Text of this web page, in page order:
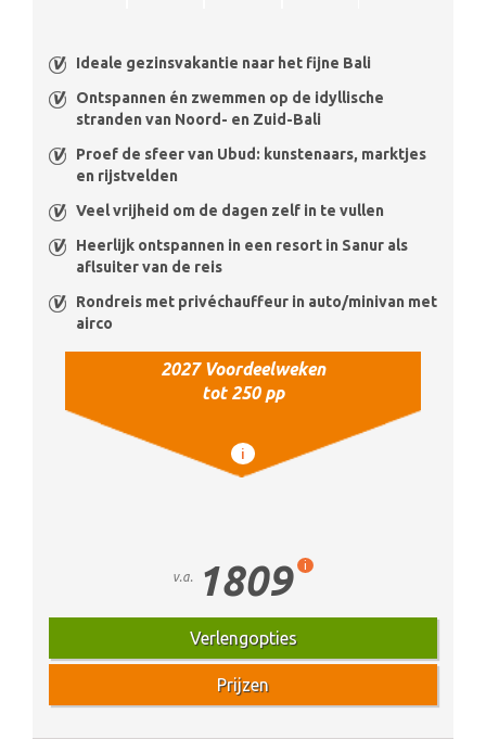
Ideale gezinsvakantie naar het fijne Bali
Ontspannen én zwemmen op de idyllische
stranden van Noord- en Zuid-Bali
Proef de sfeer van Ubud: kunstenaars, marktjes
en rijstvelden
Veel vrijheid om de dagen zelf in te vullen
Heerlijk ontspannen in een resort in Sanur als
aflsuiter van de reis
Rondreis met privéchauffeur in auto/minivan met
airco
2027 Voordeelweken
tot 250 pp
i
v.a. 1809 i
Verlengopties
Prijzen